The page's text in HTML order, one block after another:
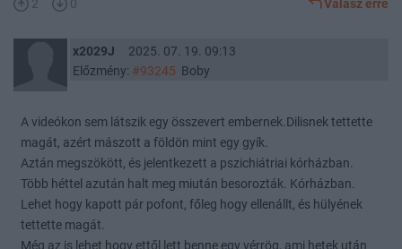
2 0 Válasz erre
x2029J
2025. 07. 19. 09:13
Előzmény: #93245 Boby
A videókon sem látszik egy összevert embernek.Dilisnek tettette
magát, azért mászott a földön mint egy gyík.
Aztán megszökött, és jelentkezett a pszichiátriai kórházban.
Több héttel azután halt meg miután besorozták. Kórházban.
Lehet hogy kapott pár pofont, főleg hogy ellenállt, és hülyének
tettette magát.